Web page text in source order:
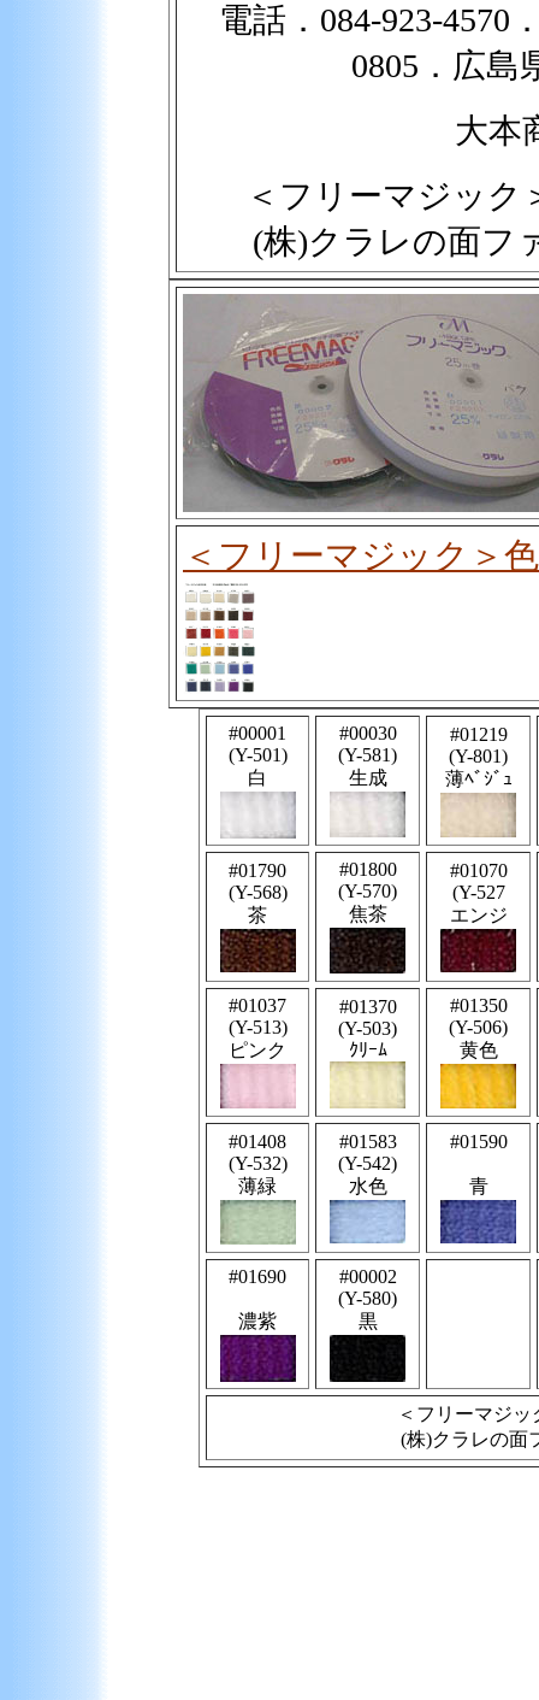
電話．084-923-4570
0805．広島
大本
＜フリーマジッ
(株)クラレの面フ
＜フリーマジック
#00001
(Y-501)
白
#00030
(Y-581)
生成
#01219
(Y-801)
薄ﾍﾞｼﾞｭ
#01790
(Y-568)
茶
#01800
(Y-570)
焦茶
#01070
(Y-527
エンジ
#01037
(Y-513)
ピンク
#01370
(Y-503)
ｸﾘｰﾑ
#01350
(Y-506)
黄色
#01408
(Y-532)
薄緑
#01583
(Y-542)
水色
#01590
青
#01690
濃紫
#00002
(Y-580)
黒
＜フリーマジ
(株)クラレの面